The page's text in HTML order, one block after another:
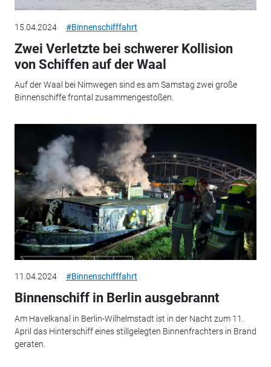
15.04.2024 #Binnenschifffahrt
Zwei Verletzte bei schwerer Kollision
von Schiffen auf der Waal
Auf der Waal bei Nimwegen sind es am Samstag zwei große
Binnenschiffe frontal zusammengestoßen.
11.04.2024 #Binnenschifffahrt
Binnenschiff in Berlin ausgebrannt
Am Havelkanal in Berlin-Wilhelmstadt ist in der Nacht zum 11.
April das Hinterschiff eines stillgelegten Binnenfrachters in Brand
geraten.